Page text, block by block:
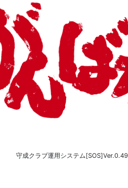
守成クラブ運用システム[SOS]Ver.0.49